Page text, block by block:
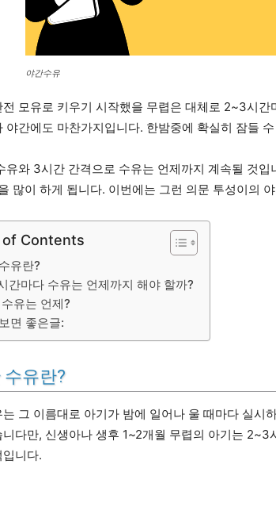
야간수유
전 모유로 키우기 시작했을 무렵은 대체로 2~3시
야간에도 마찬가지입니다. 한밤중에 확실히 잠들
유와 3시간 간격으로 수유는 언제까지 계속될 것
많이 하게 됩니다. 이번에는 그런 의문 투성이의
of Contents
유란?
간마다 수유는 언제까지 해야 할까?
유는 언제?
면 좋은글:
수유란?
는 그 이름대로 아기가 밤에 일어나 울 때마다 실시
니다만, 신생아나 생후 1~2개월 무렵의 아기는
니다.